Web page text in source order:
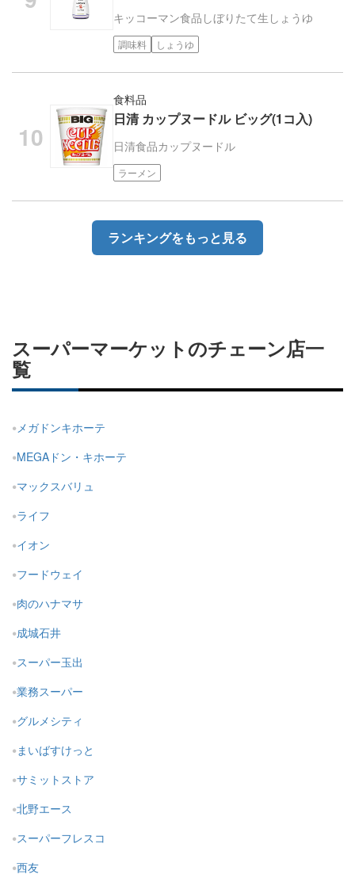
キッコーマン食品 しぼりたて生しょうゆ
調味料 しょうゆ
食料品
日清 カップヌードル ビッグ(1コ入)
日清食品カップヌードル
ラーメン
ランキングをもっと見る
スーパーマーケットのチェーン店一
覧
メガドンキホーテ
MEGAドン・キホーテ
マックスバリュ
ライフ
イオン
フードウェイ
肉のハナマサ
成城石井
スーパー玉出
業務スーパー
グルメシティ
まいばすけっと
サミットストア
北野エース
スーパーフレスコ
西友